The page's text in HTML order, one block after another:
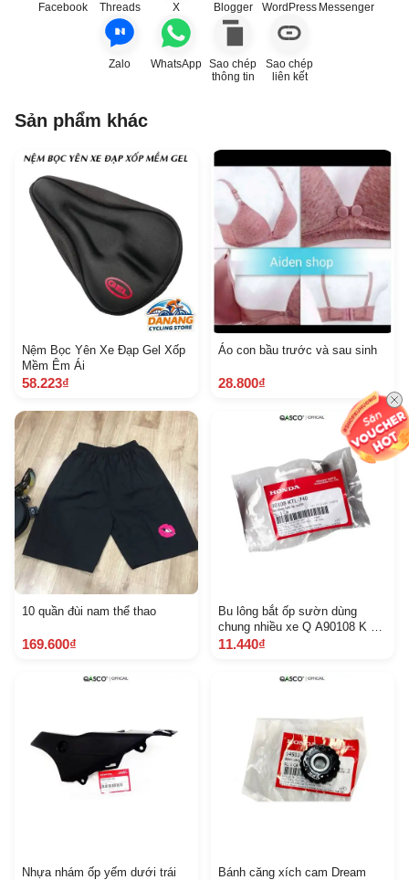
Facebook Threads X Blogger WordPress Messenger
Zalo WhatsApp Sao chép
thông tin
Sao chép
liên kết
Sản phẩm khác
Nệm Bọc Yên Xe Đạp Gel Xốp
Mềm Êm Ái
58.223₫
Áo con bầu trước và sau sinh
28.800₫
10 quần đùi nam thể thao
169.600₫
Bu lông bắt ốp sườn dùng
chung nhiều xe Q A90108 K TL
740 71
11.440₫
Nhựa nhám ốp yếm dưới trái
Bánh căng xích cam Dream